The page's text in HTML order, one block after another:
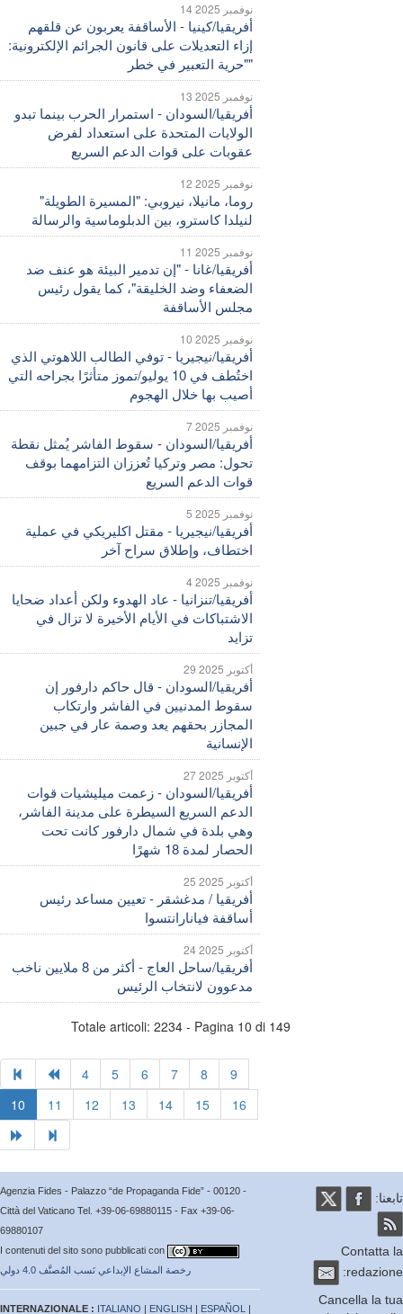
14 نوفمبر 2025
أفريقيا/كينيا - الأساقفة يعربون عن قلقهم
إزاء التعديلات على قانون الجرائم الإلكترونية:
13 نوفمبر 2025
أفريقيا/السودان - استمرار الحرب بينما تبدو
الولايات المتحدة على استعداد لفرض
عقوبات على قوات الدعم السريع
12 نوفمبر 2025
روما، مانيلا، نيروبي: "المسيرة الطويلة"
لنيلدا كاسترو، بين الدبلوماسية والرسالة
11 نوفمبر 2025
أفريقيا/غانا - "إن تدمير البيئة هو عنف ضد
الضعفاء وضد الخليقة"، كما يقول رئيس
مجلس الأساقفة
10 نوفمبر 2025
أفريقيا/نيجيريا - توفي الطالب اللاهوتي الذي
اختُطف في 10 يوليو/تموز متأثرًا بجراحه التي
أصيب بها خلال الهجوم
7 نوفمبر 2025
أفريقيا/السودان - سقوط الفاشر يُمثل نقطة
تحول: مصر وتركيا تُعززان التزامهما بوقف
قوات الدعم السريع
5 نوفمبر 2025
أفريقيا/نيجيريا - مقتل اكليريكي في عملية
اختطاف، وإطلاق سراح آخر
4 نوفمبر 2025
أفريقيا/تنزانيا - عاد الهدوء ولكن أعداد ضحايا
الاشتباكات في الأيام الأخيرة لا تزال في
تزايد
29 أكتوبر 2025
أفريقيا/السودان - قال حاكم دارفور إن
سقوط المدنيين في الفاشر وارتكاب
المجازر بحقهم يعد وصمة عار في جبين
الإنسانية
27 أكتوبر 2025
أفريقيا/السودان - زعمت ميليشيات قوات
الدعم السريع السيطرة على مدينة الفاشر،
وهي بلدة في شمال دارفور كانت تحت
الحصار لمدة 18 شهرًا
25 أكتوبر 2025
أفريقيا / مدغشقر - تعيين مساعد رئيس
أساقفة فيانارانتسوا
24 أكتوبر 2025
أفريقيا/ساحل العاج - أكثر من 8 ملايين ناخب
مدعوون لانتخاب الرئيس
Totale articoli: 2234 - Pagina 10 di 149
14 15
Agenzia Fides - Palazzo “de Propaganda Fide” - 00120 -
Città del Vaticano Tel. +39-06-69880115 - Fax +39-06-
69880107
I contenuti del sito sono pubblicati con
رخصة المشاع الإبداعي نَسب المُصنَّف 4.0 دولي
INTERNAZIONALE :ITALIANO|ENGLISH|ESPAÑOL
Cancella la